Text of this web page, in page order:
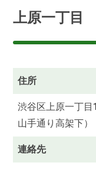
上原一丁目
住所
渋谷区上原一丁
山手通り高架下）
連絡先